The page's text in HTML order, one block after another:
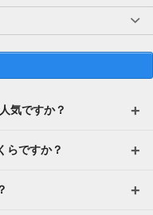
気ですか？
らですか？